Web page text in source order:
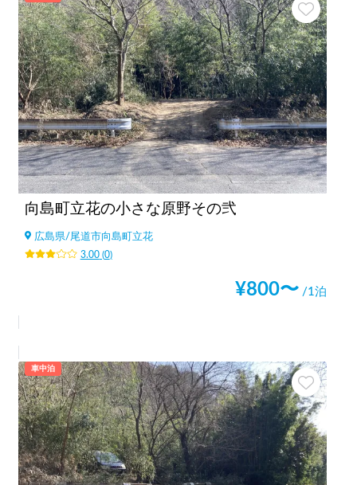
向島町立花の小さな原野その弐
広島県/尾道市向島町立花
3.00(0)
¥800〜 /1泊
車中泊